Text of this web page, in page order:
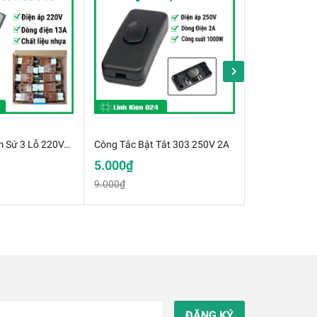
Phích Cắm Gốm Sứ 3 Lỗ 220VA 13A Công Tắc Bật Tắt 303 250V 2A
5.000₫
9.000₫